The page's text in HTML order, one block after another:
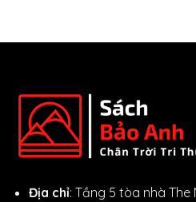
Địa chỉ: Tầng 5 tòa nhà The